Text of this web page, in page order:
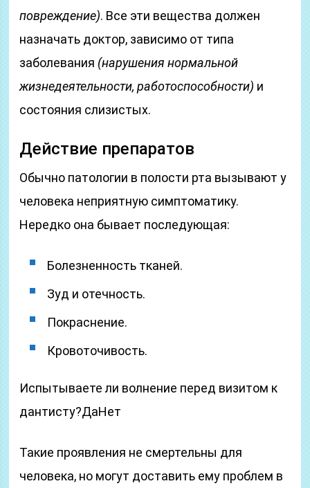
повреждение). Все эти вещества должен
назначать доктор, зависимо от типа
заболевания (нарушения нормальной
жизнедеятельности, работоспособности) и
состояния слизистых.
Действие препаратов
Обычно патологии в полости рта вызывают у
человека неприятную симптоматику.
Нередко она бывает последующая:
Болезненность тканей.
Зуд и отечность.
Покраснение.
Кровоточивость.
Испытываете ли волнение перед визитом к
дантисту?ДаНет
Такие проявления не смертельны для
человека, но могут доставить ему проблем в